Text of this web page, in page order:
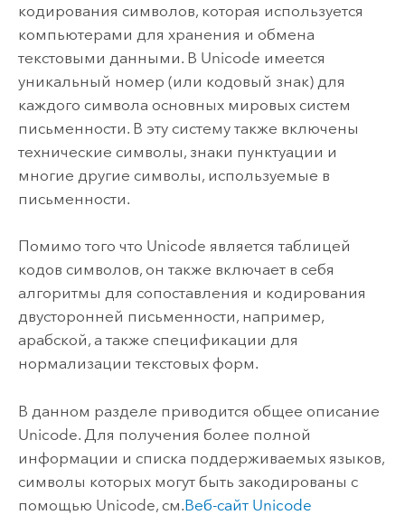
кодирования символов, которая используется
компьютерами для хранения и обмена
текстовыми данными. В Unicode имеется
уникальный номер (или кодовый знак) для
каждого символа основных мировых систем
письменности. В эту систему также включены
технические символы, знаки пунктуации и
многие другие символы, используемые в
письменности.
Помимо того что Unicode является таблицей
кодов символов, он также включает в себя
алгоритмы для сопоставления и кодирования
двусторонней письменности, например,
арабской, а также спецификации для
нормализации текстовых форм.
В данном разделе приводится общее описание
Unicode. Для получения более полной
информации и списка поддерживаемых языков,
символы которых могут быть закодированы с
помощью Unicode, см.Веб-сайт Unicode